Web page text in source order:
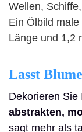
Wellen,
Ein Ölbild
Länge und 1,2
Lasst
Dekorieren Sie
abstrakten,
sagt mehr als